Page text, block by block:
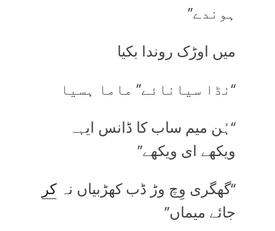
ہوندے’’
میں اوڑک روندا بکیا
‘‘نڈا سیانائے’’ ماما ہسیا
‘‘ہُن میم ساب کا ڈانس ایہہ
ویکھے ای ویکھے’’
‘‘گھگری وِچ وڑ ڈب کھڑبیاں نہکر
جائے میماں’’